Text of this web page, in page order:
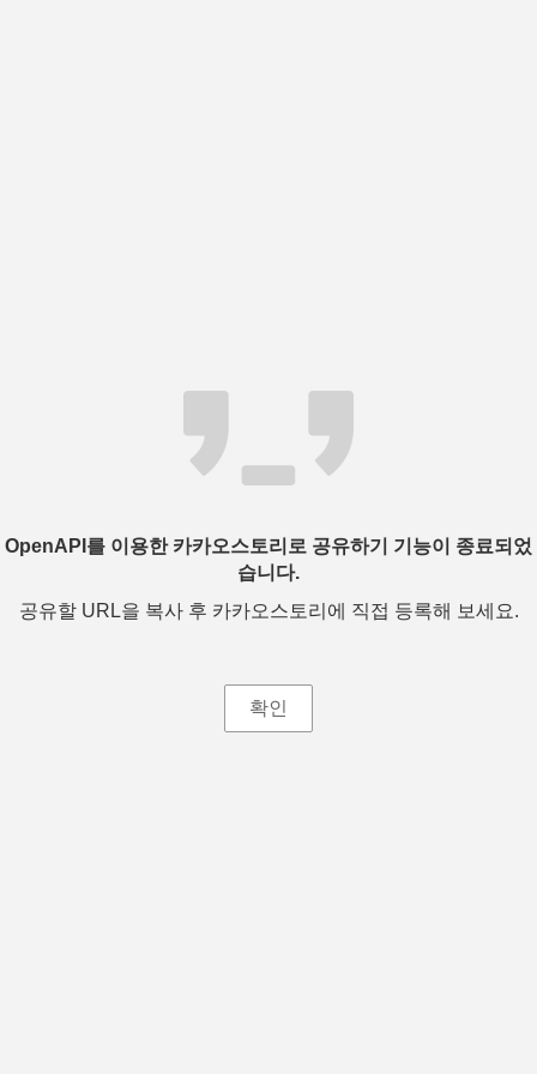
OpenAPI를 이용한 카카오스토리로 공유하기 기능이 종료되었
습니다.
공유할 URL을 복사 후 카카오스토리에 직접 등록해 보세요.
확인